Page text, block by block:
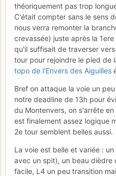
théoriquement pas trop
C'était compter sans le sens
nous verra remonter la
crevassée) juste après la
qu'il suffisait de traverser
tour pour rejoindre le pied de
topo de l'Envers des Aiguilles
Bref on attaque la voie un
notre deadline de 13h pour
du Montenvers, on s'arrête
est finalement assez logique
2e tour semblent belles aussi.
La voie est belle et variée :
avec un spit), un beau dièdre
facile, L4 un peu transition